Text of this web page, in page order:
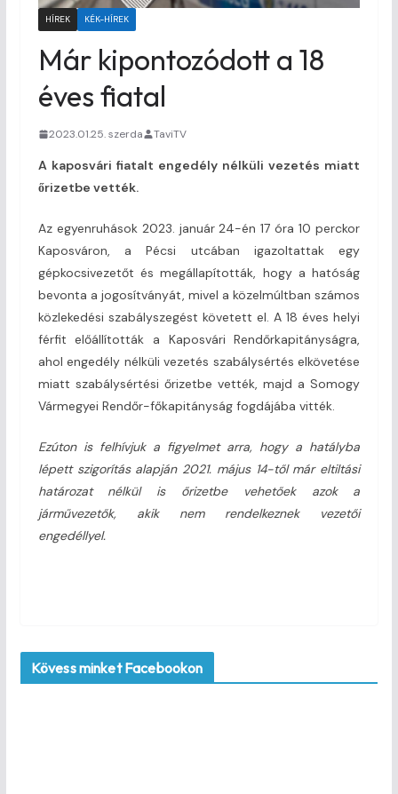
HÍREK KÉK-HÍREK
Már kipontozódott a 18
éves fiatal
2023.01.25. szerda TaviTV
A kaposvári fiatalt engedély nélküli vezetés miatt
őrizetbe vették.
Az egyenruhások 2023. január 24-én 17 óra 10 perckor
Kaposváron, a Pécsi utcában igazoltattak egy
gépkocsivezetőt és megállapították, hogy a hatóság
bevonta a jogosítványát, mivel a közelmúltban számos
közlekedési szabályszegést követett el. A 18 éves helyi
férfit előállították a Kaposvári Rendőrkapitányságra,
ahol engedély nélküli vezetés szabálysértés elkövetése
miatt szabálysértési őrizetbe vették, majd a Somogy
Vármegyei Rendőr-főkapitányság fogdájába vitték.
Ezúton is felhívjuk a figyelmet arra, hogy a hatályba
lépett szigorítás alapján 2021. május 14-től már eltiltási
határozat nélkül is őrizetbe vehetőek azok a
járművezetők, akik nem rendelkeznek vezetői
engedéllyel.
Kövess minket Facebookon